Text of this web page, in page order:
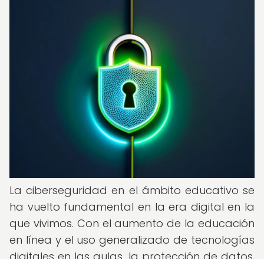
La ciberseguridad en el ámbito educativo se
ha vuelto fundamental en la era digital en la
que vivimos. Con el aumento de la educación
en línea y el uso generalizado de tecnologías